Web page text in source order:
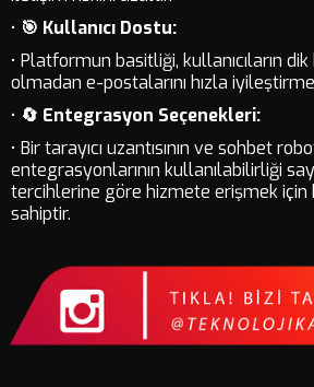
• 🎯 Kullanıcı Dostu:
• Platformun basitliği, kullanıcıların
olmadan e-postalarını hızla
• 🔄 Entegrasyon Seçenekleri:
• Bir tarayıcı uzantısının ve sohbet
entegrasyonlarının kullanılabilirliği
tercihlerine göre hizmete erişmek
sahiptir.